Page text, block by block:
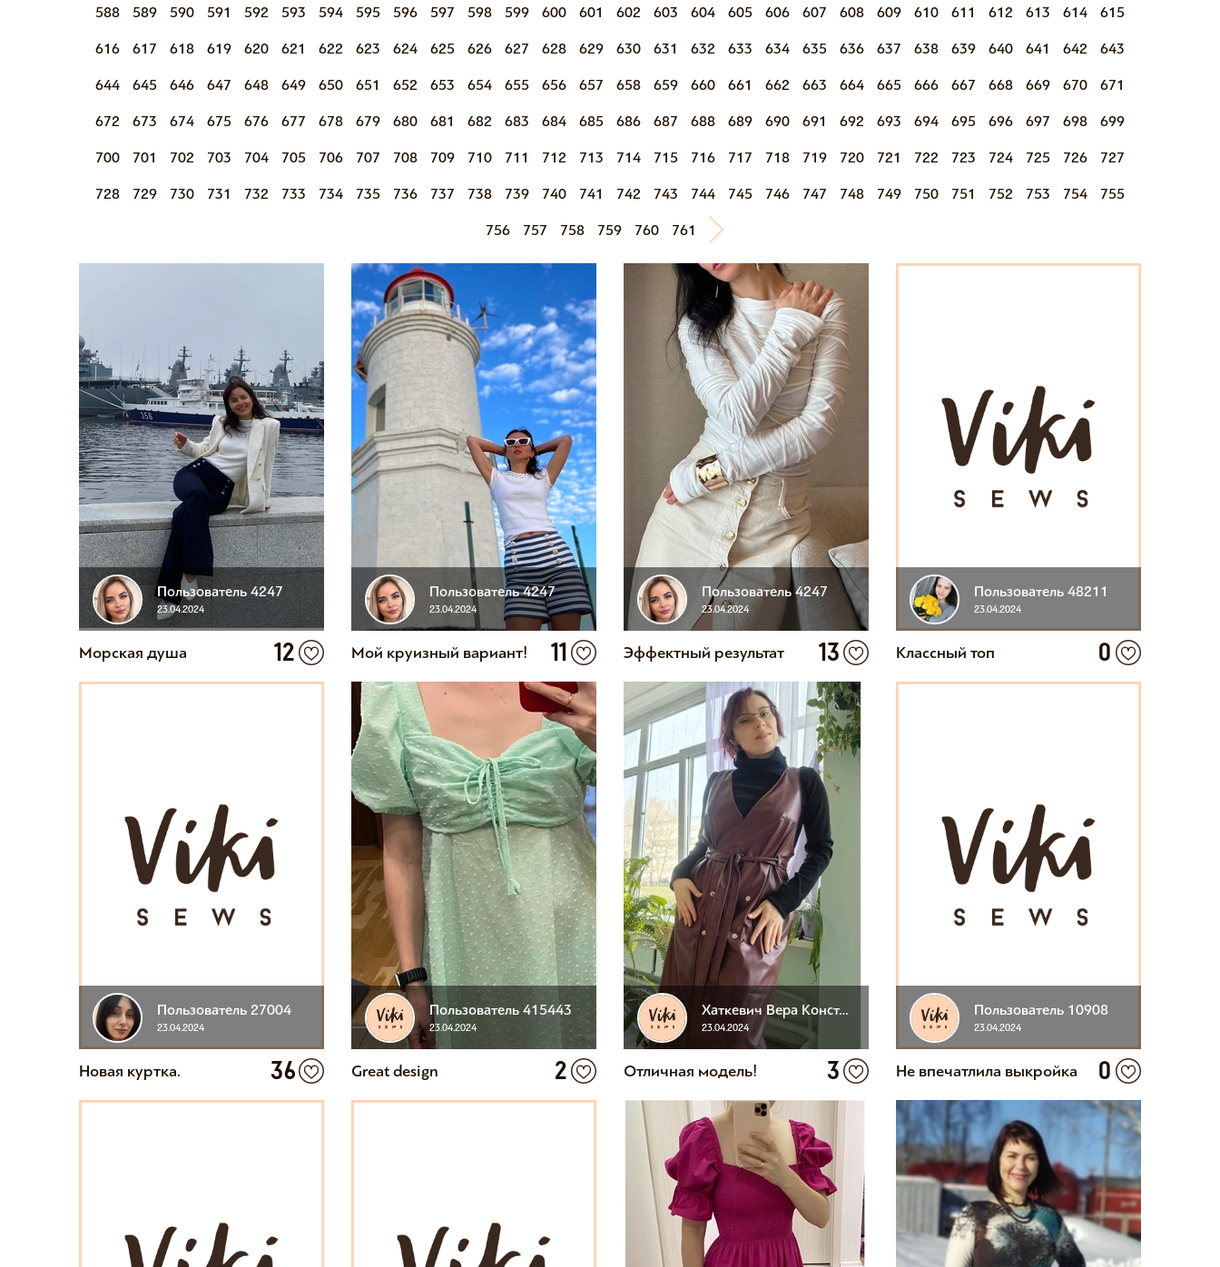
588 589 590 591 592 593 594 595 596 597 598 599 600 601 602 603 604 605 606 607 608 609 610 611 612 613 614 615
616 617 618 619 620 621 622 623 624 625 626 627 628 629 630 631 632 633 634 635 636 637 638 639 640 641 642 643
644 645 646 647 648 649 650 651 652 653 654 655 656 657 658 659 660 661 662 663 664 665 666 667 668 669 670 671
672 673 674 675 676 677 678 679 680 681 682 683 684 685 686 687 688 689 690 691 692 693 694 695 696 697 698 699
700 701 702 703 704 705 706 707 708 709 710 711 712 713 714 715 716 717 718 719 720 721 722 723 724 725 726 727
728 729 730 731 732 733 734 735 736 737 738 739 740 741 742 743 744 745 746 747 748 749 750 751 752 753 754 755
756 757 758 759 760 761
Пользователь 4247
23.04.2024
Морская душа 12
Пользователь 4247
23.04.2024
Мой круизный вариант! 11
Пользователь 4247
23.04.2024
Эффектный результат 13
Пользователь 48211
23.04.2024
Классный топ 0
Пользователь 27004
23.04.2024
Новая куртка. 36
Пользователь 415443
23.04.2024
Great design 2
Хаткевич Вера Константиновна
23.04.2024
Отличная модель! 3
Пользователь 10908
23.04.2024
Не впечатлила выкройка 0